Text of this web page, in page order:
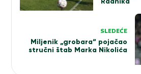
SLEDEĆE
Miljenik „grobara“ pojačao
stručni štab Marka Nikolića